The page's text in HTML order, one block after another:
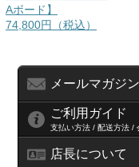
Aボード】
74,800円（税込）
メールマガジ
ご利用ガイド
支払い方法 / 配送方法 /
店長について